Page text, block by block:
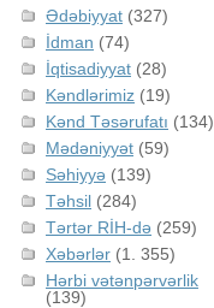
Ədəbiyyat (327)
İdman (74)
İqtisadiyyat (28)
Kəndlərimiz (19)
Kənd Təsərufatı (134)
Mədəniyyət (59)
Səhiyyə (139)
Təhsil (284)
Tərtər RİH-də (259)
Xəbərlər (1. 355)
Hərbi vətənpərvərlik
(139)